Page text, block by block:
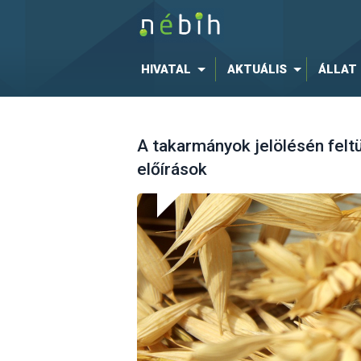
HIVATAL AKTUÁLIS ÁLLAT
A takarmányok jelölésén
előírások